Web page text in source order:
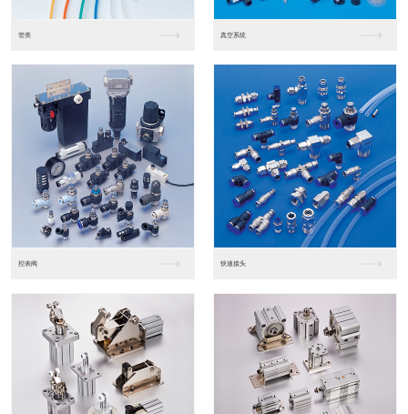
进口松下PLC2 进口松下PLC
东莞松下PLC 松下人机界面GT07